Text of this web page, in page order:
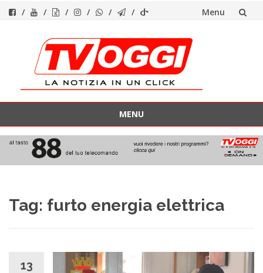
Menu
contenuto
MENU
contenuto
Tag: furto energia elettrica
13